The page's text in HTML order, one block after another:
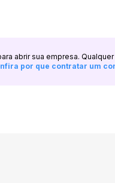
abrir sua empresa.
por que contratar um